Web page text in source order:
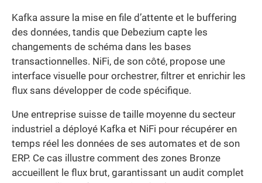
Kafka assure la mise en file d’attente et le buffering
des données, tandis que Debezium capte les
changements de schéma dans les bases
transactionnelles. NiFi, de son côté, propose une
interface visuelle pour orchestrer, filtrer et enrichir les
flux sans développer de code spécifique.
Une entreprise suisse de taille moyenne du secteur
industriel a déployé Kafka et NiFi pour récupérer en
temps réel les données de ses automates et de son
ERP. Ce cas illustre comment des zones Bronze
accueillent le flux brut, garantissant un audit complet